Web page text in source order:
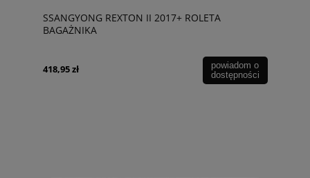
SSANGYONG REXTON II 2017+ ROLETA
BAGAŻNIKA
418,95 zł
powiadom o
dostępności